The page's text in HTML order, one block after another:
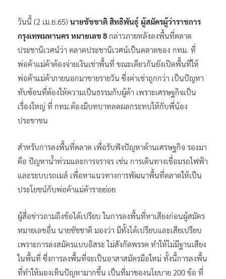
วันนี้ (2 เม.ย.65) นายชัชชาติ สิทธิพันธุ์ ผู้สมัครผู้ว่าราชการ
กรุงเทพมหานคร หมายเลข 8 กล่าวภายหลังลงพื้นที่ตลาด
ประชานิเวศน์ว่า ตลาดประชานิเวศน์เป็นตลาดของ กทม. ที่
พ่อค้าแม่ค้าต้องจ่ายเงินเช่าพื้นที่ ขณะเดียวกันยังเปิดพื้นที่ให้
พ่อค้าแม่ค้าภายนอกมาขายรายวัน ซึ่งค่าเช่าถูกกว่า เป็นปัญหา
ทับซ้อนที่ต้องให้ความเป็นธรรมกับผู้ค้า เพราะเศรษฐกิจเป็น
เรื่องใหญ่ ที่ กทม.ต้องมีบทบาทลดผลกระทบให้กับพี่น้อง
ประชาชน
สำหรับการลงพื้นที่ตลาด เพื่อรับฟังปัญหาด้านเศรษฐกิจ รองมา
คือ ปัญหาน้ำท่วมและการจราจร เช่น การเดินทางเชื่อมรถไฟฟ้า
และระบบรถเมล์ เพื่อหาแนวทางการพัฒนาพื้นที่ตลาดให้เป็น
ประโยชน์กับพ่อค้าแม่ค้ารายย่อย
ผู้สื่อข่าวถามถึงข้อได้เปรียบ ในการลงพื้นที่หาเสียงก่อนผู้สมัคร
หมายเลขอื่น นายชัชชาติ มองว่า มีทั้งได้เปรียบและเสียเปรียบ
เพราะการลงสมัครแบบอิสระ ไม่สังกัดพรรค ทำให้ไม่มีฐานเสียง
ในพื้นที่ ซึ่งการลงพื้นที่จะเป็นอาสาสมัครมือใหม่ ทั้งนี้การลงพื้น
ที่ทำให้มองเห็นปัญหามากขึ้น เป็นที่มาของนโยบาย 200 ข้อ ที่